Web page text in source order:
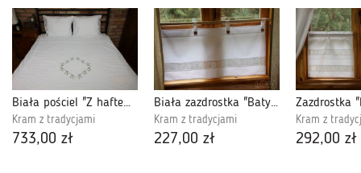
Biała pościel "Z haftem dolnośląskim”
Kram z tradycjami
733,00 zł
Biała zazdrostka "Batystowy kwiat"
Kram z tradycjami
227,00 zł
Kram z
292,00 zł